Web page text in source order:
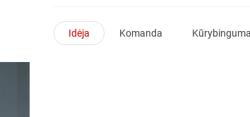
Idėja Komanda